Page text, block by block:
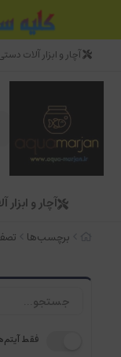
آچار و ابزار آلات
آچار و ابزار
برچسب‌ها
فقط